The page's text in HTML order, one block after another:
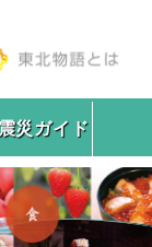
災ガイド